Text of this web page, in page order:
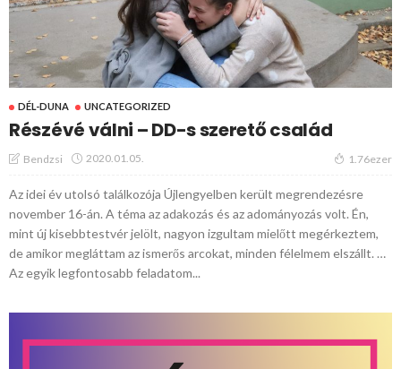
DÉL-DUNA UNCATEGORIZED
Részévé válni – DD-s szerető család
Bendzsi 2020.01.05. 1.76ezer
Az idei év utolsó találkozója Újlengyelben került megrendezésre
november 16-án. A téma az adakozás és az adományozás volt. Én,
mint új kisebbtestvér jelölt, nagyon izgultam mielőtt megérkeztem,
de amikor megláttam az ismerős arcokat, minden félelmem elszállt. …
Az egyik legfontosabb feladatom...